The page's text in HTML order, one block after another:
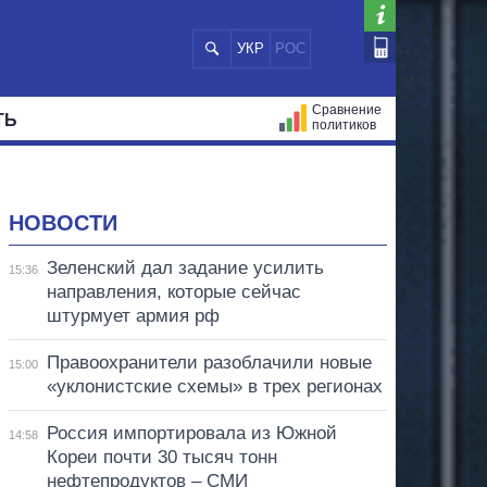
УКР РОС
Сравнение
политиков
НОВОСТИ
15:36
Зеленский дал задание усилить
направления, которые сейчас
штурмует армия рф
15:00
Правоохранители разоблачили новые
«уклонистские схемы» в трех регионах
14:58
Россия импортировала из Южной
Кореи почти 30 тысяч тонн
нефтепродуктов – СМИ